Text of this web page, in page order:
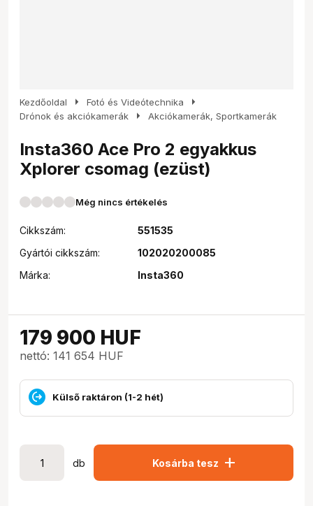
Kezdőoldal arrow_right Fotó és Videótechnika arrow_right
Drónok és akciókamerák arrow_right Akciókamerák, Sportkamerák
Insta360 Ace Pro 2 egyakkus
Xplorer csomag (ezüst)
Még nincs értékelés
Cikkszám:
551535
Gyártói cikkszám:
102020200085
Márka:
Insta360
179 900 HUF
nettó: 141 654 HUF
Külső raktáron (1-2 hét)
db Kosárba tesz add